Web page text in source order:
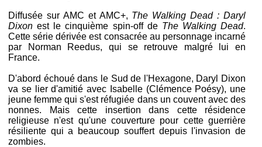
Diffusée sur AMC et AMC+, The Walking Dead : Daryl
Dixon est le cinquième spin-off de The Walking Dead.
Cette série dérivée est consacrée au personnage incarné
par Norman Reedus, qui se retrouve malgré lui en
France.
D'abord échoué dans le Sud de l'Hexagone, Daryl Dixon
va se lier d'amitié avec Isabelle (Clémence Poésy), une
jeune femme qui s'est réfugiée dans un couvent avec des
nonnes. Mais cette insertion dans cette résidence
religieuse n'est qu'une couverture pour cette guerrière
résiliente qui a beaucoup souffert depuis l'invasion de
zombies.